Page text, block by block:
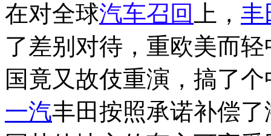
在对全球汽车召回 上， 丰
了差别对待，重欧美而
国竟又故伎重演，搞了
一汽丰田按照承诺补偿